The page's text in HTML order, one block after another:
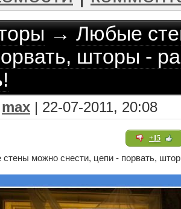
→Любые
шторы -
max | 22-07-2011, 20:08
+15
можно снести, цепи - порвать,